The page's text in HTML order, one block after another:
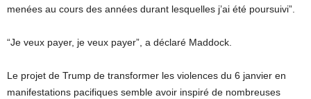
menées au cours des années durant lesquelles j’ai été poursuivi”.
“Je veux payer, je veux payer”, a déclaré Maddock.
Le projet de Trump de transformer les violences du 6 janvier en
manifestations pacifiques semble avoir inspiré de nombreuses